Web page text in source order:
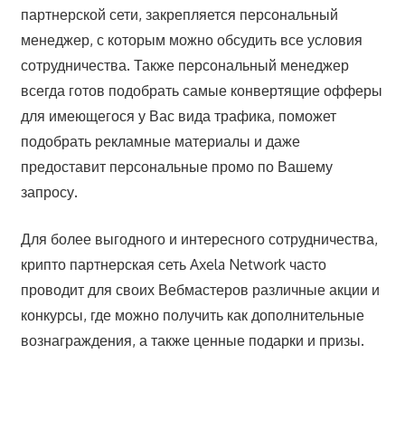
партнерской сети, закрепляется персональный
менеджер, с которым можно обсудить все условия
сотрудничества. Также персональный менеджер
всегда готов подобрать самые конвертящие офферы
для имеющегося у Вас вида трафика, поможет
подобрать рекламные материалы и даже
предоставит персональные промо по Вашему
запросу.
Для более выгодного и интересного сотрудничества,
крипто партнерская сеть Axela Network часто
проводит для своих Вебмастеров различные акции и
конкурсы, где можно получить как дополнительные
вознаграждения, а также ценные подарки и призы.